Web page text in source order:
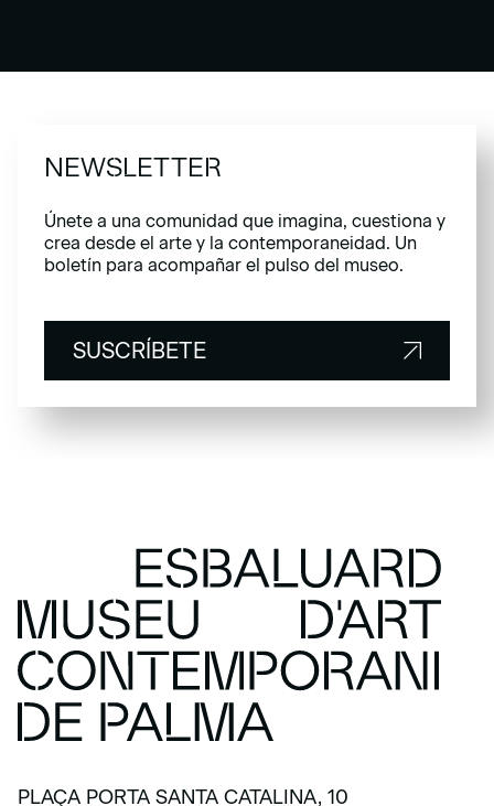
NEWSLETTER
Únete a una comunidad que imagina, cuestiona y
crea desde el arte y la contemporaneidad. Un
boletín para acompañar el pulso del museo.
SUSCRÍBETE
SUSCRÍBETE
PLAÇA PORTA SANTA CATALINA, 10